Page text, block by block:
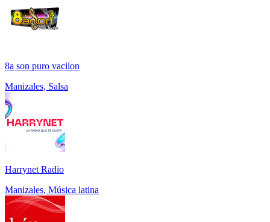
8a son puro vacilon
Manizales, Salsa
Harrynet Radio
Manizales, Música latina